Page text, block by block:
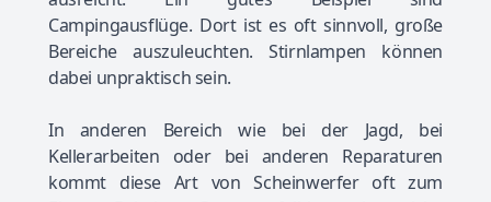
Campingausflüge. Dort ist es oft sinnvoll, große
Bereiche auszuleuchten. Stirnlampen können
dabei unpraktisch sein.
In anderen Bereich wie bei der Jagd, bei
Kellerarbeiten oder bei anderen Reparaturen
kommt diese Art von Scheinwerfer oft zum